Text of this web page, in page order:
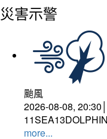
災害示警
颱風
2026-08-08,
more...